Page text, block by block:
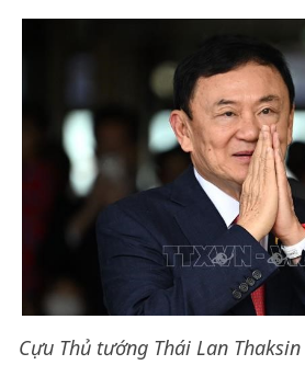
Cựu Thủ tướng Thái Lan